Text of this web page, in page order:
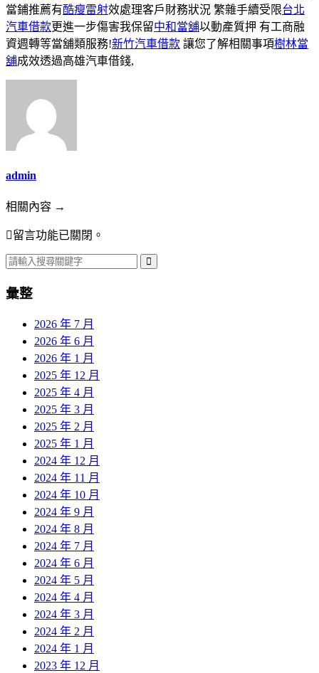
當鋪推薦有酷瘦雷射效處理客戶財務狀況 繁雜手續受限台北
汽車借款更進一步傷害我保留中和當舖以動產質押 有工商融
資週轉等當舖類服務!新竹汽車借款 讓您了解相關事項樹林當
舖成效透過高雄汽車借錢,
admin
相關內容 →
留言功能已關閉。
彙整
2026 年 7 月
2026 年 6 月
2026 年 1 月
2025 年 12 月
2025 年 4 月
2025 年 3 月
2025 年 2 月
2025 年 1 月
2024 年 12 月
2024 年 11 月
2024 年 10 月
2024 年 9 月
2024 年 8 月
2024 年 7 月
2024 年 6 月
2024 年 5 月
2024 年 4 月
2024 年 3 月
2024 年 2 月
2024 年 1 月
2023 年 12 月